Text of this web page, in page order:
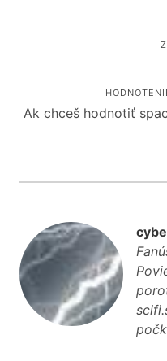
Ak chceš hodnotiť